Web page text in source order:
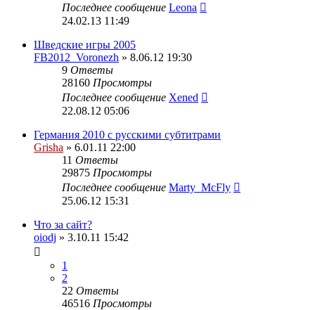
Последнее сообщение Leona
24.02.13 11:49
Шведские игры 2005
FB2012_Voronezh » 8.06.12 19:30
9 Ответы
28160 Просмотры
Последнее сообщение Xened
22.08.12 05:06
Германия 2010 с русскими субтитрами
Grisha » 6.01.11 22:00
11 Ответы
29875 Просмотры
Последнее сообщение Marty_McFly
25.06.12 15:31
Что за сайт?
oiodj » 3.10.11 15:42
1
2
22 Ответы
46516 Просмотры